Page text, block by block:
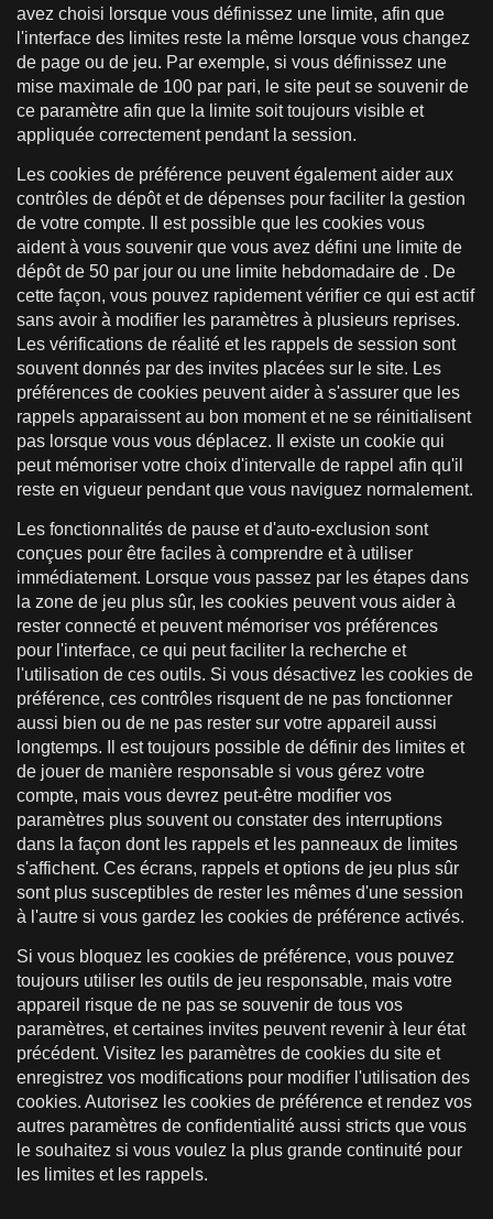
avez choisi lorsque vous définissez une limite, afin que
l'interface des limites reste la même lorsque vous changez
de page ou de jeu. Par exemple, si vous définissez une
mise maximale de 100 par pari, le site peut se souvenir de
ce paramètre afin que la limite soit toujours visible et
appliquée correctement pendant la session.
Les cookies de préférence peuvent également aider aux
contrôles de dépôt et de dépenses pour faciliter la gestion
de votre compte. Il est possible que les cookies vous
aident à vous souvenir que vous avez défini une limite de
dépôt de 50 par jour ou une limite hebdomadaire de . De
cette façon, vous pouvez rapidement vérifier ce qui est actif
sans avoir à modifier les paramètres à plusieurs reprises.
Les vérifications de réalité et les rappels de session sont
souvent donnés par des invites placées sur le site. Les
préférences de cookies peuvent aider à s'assurer que les
rappels apparaissent au bon moment et ne se réinitialisent
pas lorsque vous vous déplacez. Il existe un cookie qui
peut mémoriser votre choix d'intervalle de rappel afin qu'il
reste en vigueur pendant que vous naviguez normalement.
Les fonctionnalités de pause et d'auto-exclusion sont
conçues pour être faciles à comprendre et à utiliser
immédiatement. Lorsque vous passez par les étapes dans
la zone de jeu plus sûr, les cookies peuvent vous aider à
rester connecté et peuvent mémoriser vos préférences
pour l'interface, ce qui peut faciliter la recherche et
l'utilisation de ces outils. Si vous désactivez les cookies de
préférence, ces contrôles risquent de ne pas fonctionner
aussi bien ou de ne pas rester sur votre appareil aussi
longtemps. Il est toujours possible de définir des limites et
de jouer de manière responsable si vous gérez votre
compte, mais vous devrez peut-être modifier vos
paramètres plus souvent ou constater des interruptions
dans la façon dont les rappels et les panneaux de limites
s'affichent. Ces écrans, rappels et options de jeu plus sûr
sont plus susceptibles de rester les mêmes d'une session
à l'autre si vous gardez les cookies de préférence activés.
Si vous bloquez les cookies de préférence, vous pouvez
toujours utiliser les outils de jeu responsable, mais votre
appareil risque de ne pas se souvenir de tous vos
paramètres, et certaines invites peuvent revenir à leur état
précédent. Visitez les paramètres de cookies du site et
enregistrez vos modifications pour modifier l'utilisation des
cookies. Autorisez les cookies de préférence et rendez vos
autres paramètres de confidentialité aussi stricts que vous
le souhaitez si vous voulez la plus grande continuité pour
les limites et les rappels.